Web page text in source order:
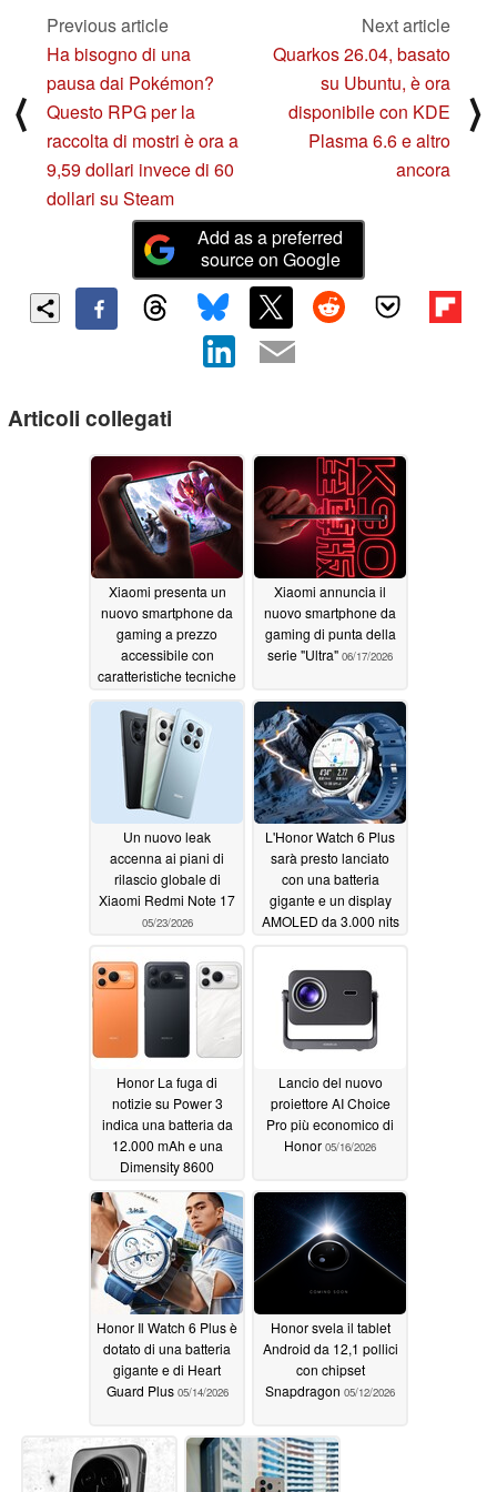
⟨
Previous article
Ha bisogno di una
pausa dai Pokémon?
Questo RPG per la
raccolta di mostri è ora a
9,59 dollari invece di 60
dollari su Steam
Next article
Quarkos 26.04, basato
su Ubuntu, è ora
disponibile con KDE
Plasma 6.6 e altro
ancora
⟩
Add as a preferred
source on Google
Articoli collegati
Xiaomi presenta un
nuovo smartphone da
gaming a prezzo
accessibile con
caratteristiche tecniche
prestazioni06/25/2026
Xiaomi annuncia il
nuovo smartphone da
gaming di punta della
serie "Ultra" 06/17/2026
Un nuovo leak
accenna ai piani di
rilascio globale di
Xiaomi Redmi Note 17
05/23/2026
L'Honor Watch 6 Plus
sarà presto lanciato
con una batteria
gigante e un display
AMOLED da 3.000 nits
Honor La fuga di
notizie su Power 3
indica una batteria da
12.000 mAh e una
Dimensity 8600
05/19/2026
Lancio del nuovo
proiettore AI Choice
Pro più economico di
Honor 05/16/2026
Honor Il Watch 6 Plus è
dotato di una batteria
gigante e di Heart
Guard Plus 05/14/2026
Honor svela il tablet
Android da 12,1 pollici
con chipset
Snapdragon 05/12/2026